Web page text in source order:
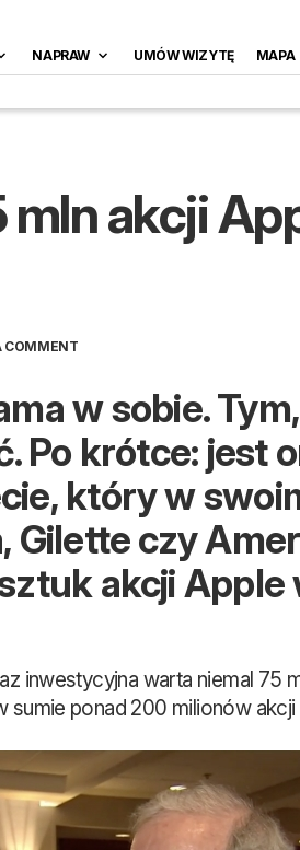
NAPRAW UMÓW WIZYTĘ MAPA
akcji
COMMENT
w sobie.
Po krótce: jest
który w
czy
akcji Apple
inwestycyjna warta niemal 75
ponad 200 milionów akcji